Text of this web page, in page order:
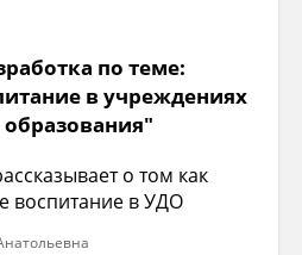
по теме:
в учреждениях
о том как
воспитание в УДО